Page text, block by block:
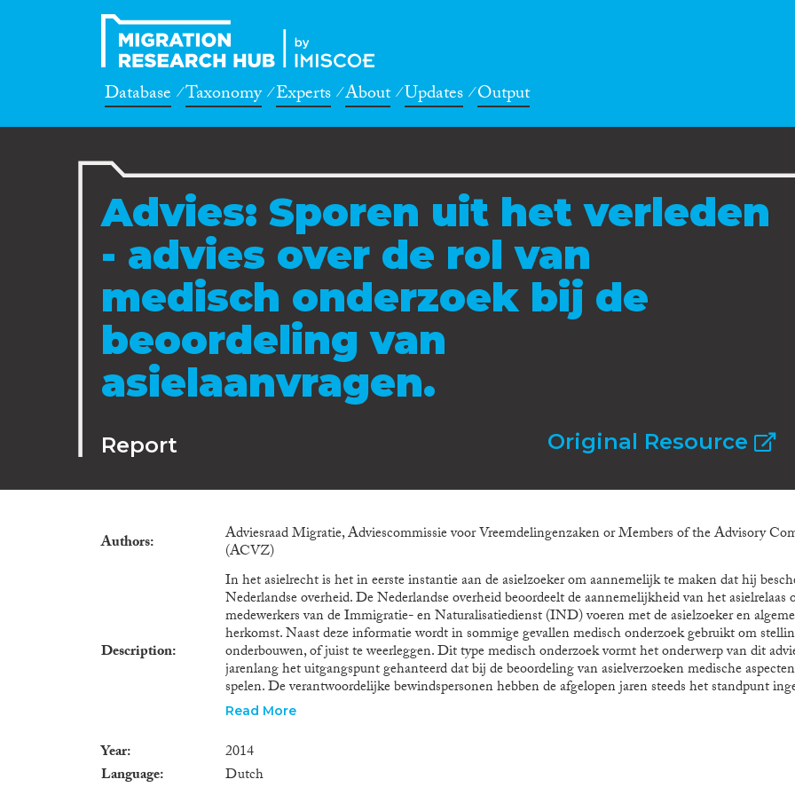
Database Taxonomy Experts About Updates Output
Advies: Sporen uit het verleden
- advies over de rol van
medisch onderzoek bij de
beoordeling van
asielaanvragen.
Report Original Resource
Authors Adviesraad Migratie, Adviescommissie voor Vreemdelingenzaken or Members of the Advisory
(ACVZ)
Description
In het asielrecht is het in eerste instantie aan de asielzoeker om aannemelijk te maken dat hij
Nederlandse overheid. De Nederlandse overheid beoordeelt de aannemelijkheid van het asielrelaas
medewerkers van de Immigratie- en Naturalisatiedienst (IND) voeren met de asielzoeker en
herkomst. Naast deze informatie wordt in sommige gevallen medisch onderzoek gebruikt om
onderbouwen, of juist te weerleggen. Dit type medisch onderzoek vormt het onderwerp van dit
jarenlang het uitgangspunt gehanteerd dat bij de beoordeling van asielverzoeken medische
spelen. De verantwoordelijke bewindspersonen hebben de afgelopen jaren steeds het standpunt
(meestal) geen zekere uitspraken kunnen worden gedaan over de oorzaak van littekens, fysieke en
van marteling en andere wrede, onmenselijke of vernederende behandeling of bestraffing. Deze
Istanbul Protocol genoemd. In dit protocol is expliciet neergelegd hoe de waarschijnlijkheid van een
lichamelijke en psychische klachten en de gestelde oorzaak daarvan, kan worden onderzocht. Ook
Read More
Year
2014
Language
Dutch